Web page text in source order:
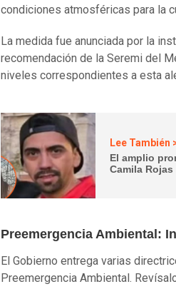
condiciones atmosféricas para la
La medida fue anunciada por la
recomendación de la Seremi del
niveles correspondientes a esta
Lee También
El amplio
Camila Rojas
Preemergencia Ambiental:
El Gobierno entrega varias
Preemergencia Ambiental.